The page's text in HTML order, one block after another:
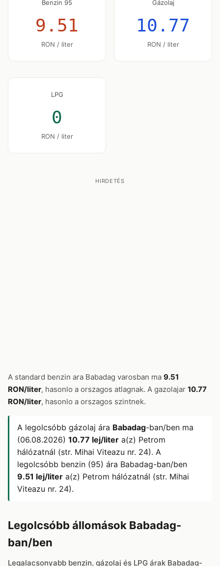
Benzin 95
9.51
RON / liter
Gázolaj
10.77
RON / liter
LPG
0
RON / liter
HIRDETÉS
A standard benzin ara Babadag varosban ma 9.51
RON/liter, hasonlo a orszagos atlagnak. A gazolajar 10.77
RON/liter, hasonlo a orszagos szintnek.
A legolcsóbb gázolaj ára Babadag-ban/ben ma
(06.08.2026) 10.77 lej/liter a(z) Petrom
hálózatnál (str. Mihai Viteazu nr. 24). A
legolcsóbb benzin (95) ára Babadag-ban/ben
9.51 lej/liter a(z) Petrom hálózatnál (str. Mihai
Viteazu nr. 24).
Legolcsóbb állomások Babadag-
ban/ben
Legalacsonyabb benzin, gázolaj és LPG árak Babadag-